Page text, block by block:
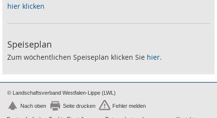
hier klicken
Speiseplan
Zum wöchentlichen Speiseplan klicken Sie hier.
© Landschaftsverband Westfalen-Lippe (LWL)
Nach oben Seite drucken Fehler melden